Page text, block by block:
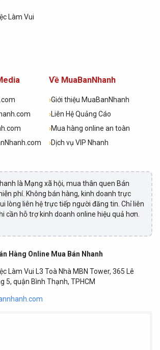
Làm Vui
Về MuaBanNhanh
›Giới thiệu MuaBanNhanh
›Liên Hệ Quảng Cáo
›Mua hàng online an toàn
›Dịch vụ VIP Nhanh
là Mạng xã hội, mua thân quen Bán
phí. Không bán hàng, kinh doanh trực
lòng liên hệ trực tiếp người đăng tin. Chỉ liên
cần hỗ trợ kinh doanh online hiệu quả hơn.
Hàng Online Mua Bán Nhanh
Làm Vui L3 Toà Nhà MBN Tower, 365 Lê
5, quận Bình Thạnh, TPHCM